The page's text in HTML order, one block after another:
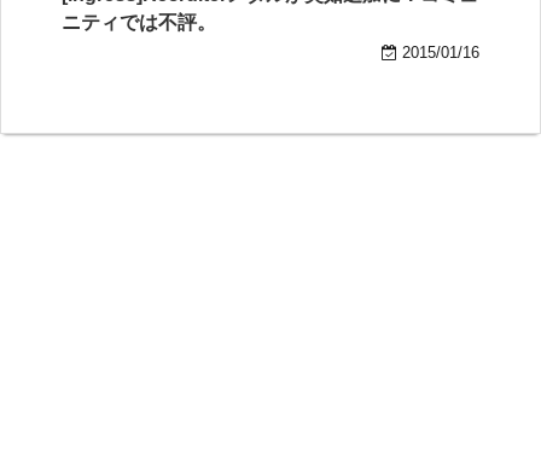
ニティでは不評。
2015/01/16